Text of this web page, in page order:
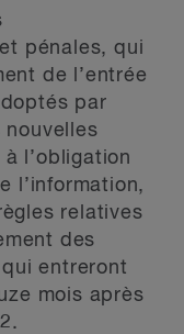
pénales, qui
de l’entrée
par
nouvelles
l’obligation
l’information,
relatives
des
entreront
mois après